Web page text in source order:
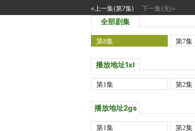
«上一集(第7集) 下一集(无)»
全部剧集
第8集 第7集
播放地址1xl
第1集 第2集
播放地址2gs
第1集 第2集